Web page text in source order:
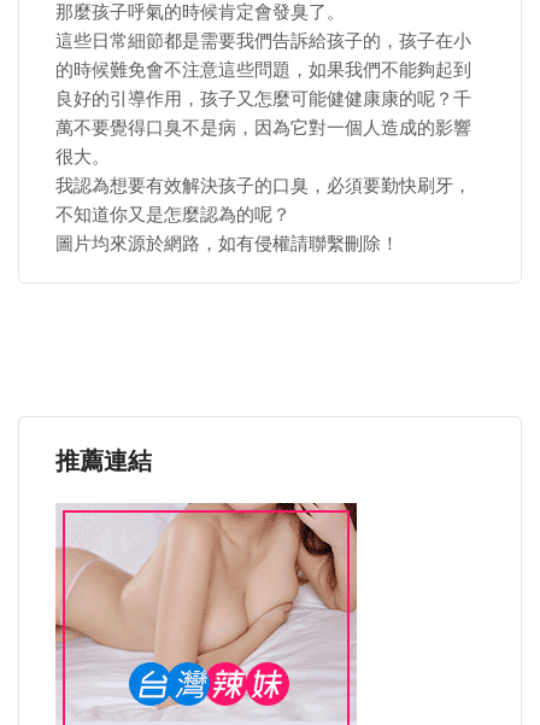
那麼孩子呼氣的時候肯定會發臭了。
這些日常細節都是需要我們告訴給孩子的，孩子在小
的時候難免會不注意這些問題，如果我們不能夠起到
良好的引導作用，孩子又怎麼可能健健康康的呢？千
萬不要覺得口臭不是病，因為它對一個人造成的影響
很大。
我認為想要有效解決孩子的口臭，必須要勤快刷牙，
不知道你又是怎麼認為的呢？
圖片均來源於網路，如有侵權請聯繫刪除！
推薦連結